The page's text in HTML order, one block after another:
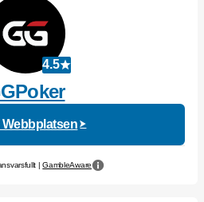
4.5
Webbplatsen
|GambleAware